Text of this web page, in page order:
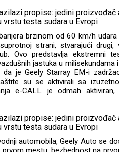
brzinom od 60 km/h
strani, stvarajući drugi,
Ovo predstavlja ekstremni
jastuka u
je Geely Starray EM-i
su se aktivirali sa
e-CALL je odmah
automobila, Geely Auto se